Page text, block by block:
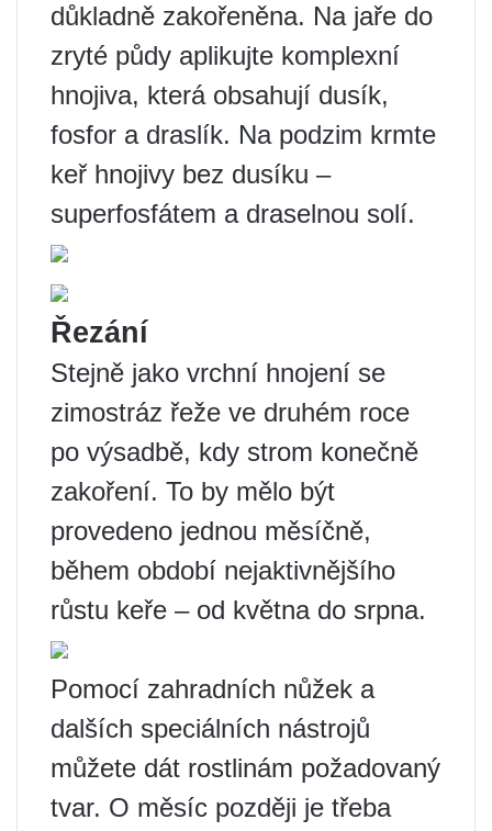
důkladně zakořeněna. Na jaře do
zryté půdy aplikujte komplexní
hnojiva, která obsahují dusík,
fosfor a draslík. Na podzim krmte
keř hnojivy bez dusíku –
superfosfátem a draselnou solí.
Řezání
Stejně jako vrchní hnojení se
zimostráz řeže ve druhém roce
po výsadbě, kdy strom konečně
zakoření. To by mělo být
provedeno jednou měsíčně,
během období nejaktivnějšího
růstu keře – od května do srpna.
Pomocí zahradních nůžek a
dalších speciálních nástrojů
můžete dát rostlinám požadovaný
tvar. O měsíc později je třeba